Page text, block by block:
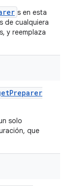
s en esta
de cualquiera
y reemplaza
Preparer
solo
que